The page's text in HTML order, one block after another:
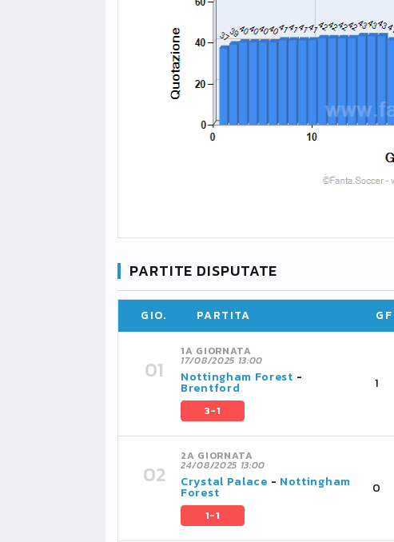
PARTITE DISPUTATE
GIO. PARTITA GF
1A GIORNATA
17/08/2025 13:00
Nottingham Forest -
Brentford
3-1
1
2A GIORNATA
24/08/2025 13:00
Crystal Palace - Nottingham
Forest
1-1
0